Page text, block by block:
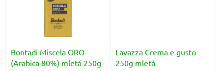
Bontadi Miscela ORO
(Arabica 80%) mletá 250g
Lavazza Crema e gusto
250g mletá